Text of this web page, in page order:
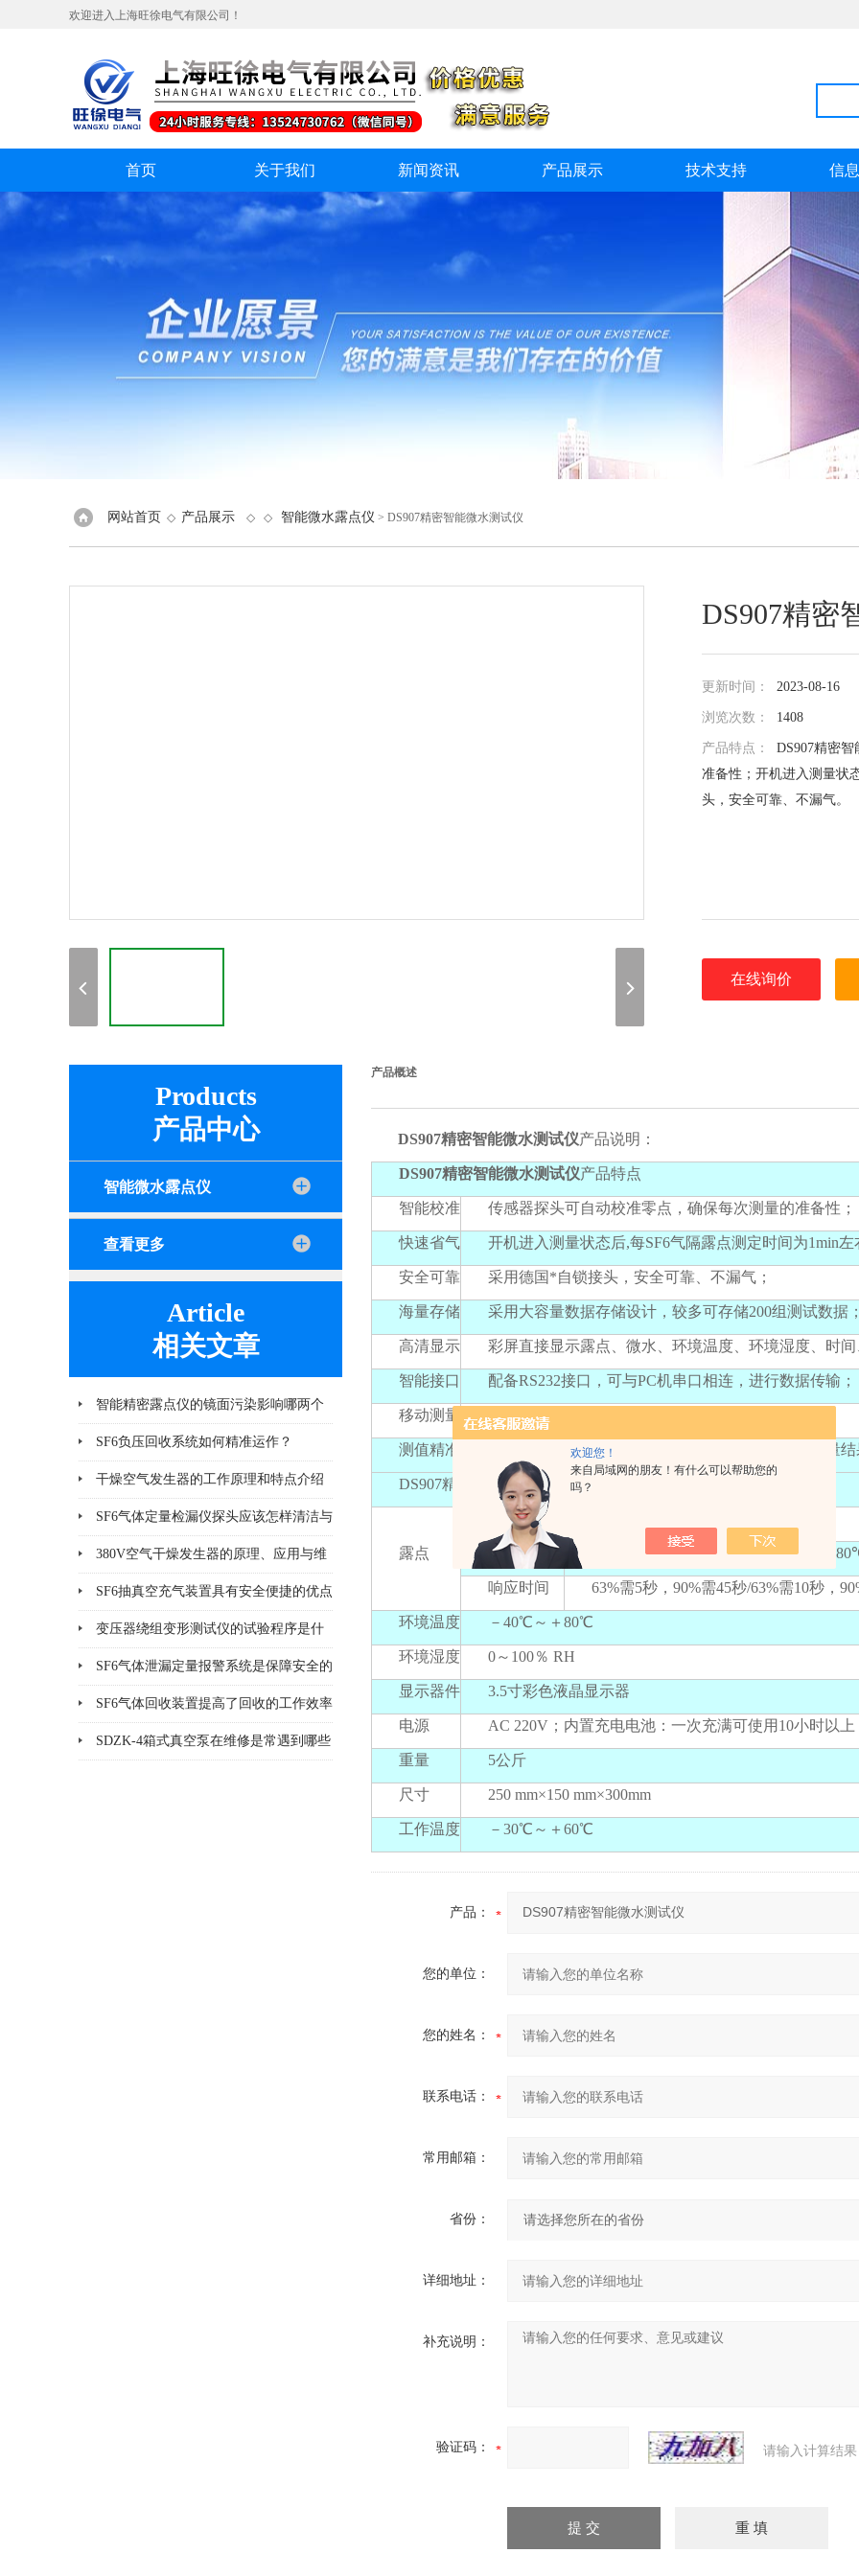
欢迎您！
来自局域网的朋友！有什么可以帮助您的
吗？
欢迎进入上海旺徐电气有限公司！
首页 关于我们 新闻资讯 产品展示 技术支持 信
网站首页 ◇ 产品展示 ◇ ◇ 智能微水露点仪 > DS907精密智能微水测试仪
DS907精密
更新时间： 2023-08-16
浏览次数： 1408
产品特点： DS907精密
准备性；开机进入测量状
头，安全可靠、不漏气。
在线询价
Products
产品中心
智能微水露点仪
查看更多
Article
相关文章
智能精密露点仪的镜面污染影响哪两个
方面
SF6负压回收系统如何精准运作？
干燥空气发生器的工作原理和特点介绍
SF6气体定量检漏仪探头应该怎样清洁与
更换
380V空气干燥发生器的原理、应用与维
护
SF6抽真空充气装置具有安全便捷的优点
&amp;#160;
变压器绕组变形测试仪的试验程序是什
么
SF6气体泄漏定量报警系统是保障安全的
技术
SF6气体回收装置提高了回收的工作效率
SDZK-4箱式真空泵在维修是常遇到哪些
产品概述
DS907精密智能微水测试仪产品说明：
DS907精密智能微水测试仪产品特点
智能校准 传感器探头可自动校准零点，确保每次测量的准备性；
快速省气 开机进入测量状态后,每SF6气隔露点测定时间为1min左
安全可靠 采用德国*自锁接头，安全可靠、不漏气；
海量存储 采用大容量数据存储设计，较多可存储200组测试数据；
高清显示 彩屏直接显示露点、微水、环境温度、环境湿度、时间
智能接口 配备RS232接口，可与PC机串口相连，进行数据传输；
移动测量 内置4Ah可充锂电池，一次充满可连续工作10小时；
测值精准 增加了温度补偿功能，确保了各种温度条件下的测量
DS907精密露点仪技术参数
露点
测量范围
测量精度 ±0.5℃（－60℃～+ 20℃）/±2℃（－
响应时间 63%需5秒，90%需45秒/63%需10秒，
环境温度 －40℃～＋80℃
环境湿度 0～100％ RH
显示器件 3.5寸彩色液晶显示器
电源 AC 220V；内置充电电池：一次充满可使用10小时以上
重量 5公斤
尺寸 250 mm×150 mm×300mm
工作温度 －30℃～＋60℃
产品：
您的单位：
您的姓名：
联系电话：
常用邮箱：
省份：
详细地址：
补充说明：
验证码： 请输入计算结